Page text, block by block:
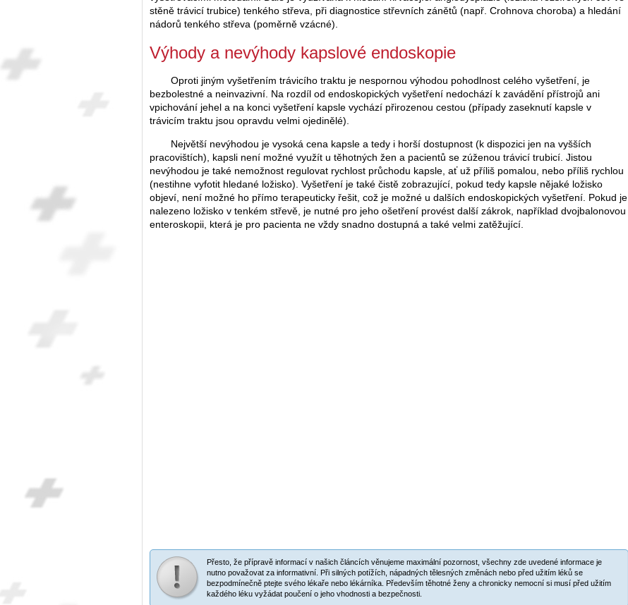
stěně trávicí trubice) tenkého střeva, při diagnostice střevních zánětů (např. Crohnova choroba) a hledání
nádorů tenkého střeva (poměrně vzácné).
Výhody a nevýhody kapslové endoskopie
Oproti jiným vyšetřením trávicího traktu je nespornou výhodou pohodlnost celého vyšetření, je
bezbolestné a neinvazivní. Na rozdíl od endoskopických vyšetření nedochází k zavádění přístrojů ani
vpichování jehel a na konci vyšetření kapsle vychází přirozenou cestou (případy zaseknutí kapsle v
trávicím traktu jsou opravdu velmi ojedinělé).
Největší nevýhodou je vysoká cena kapsle a tedy i horší dostupnost (k dispozici jen na vyšších
pracovištích), kapsli není možné využít u těhotných žen a pacientů se zúženou trávicí trubicí. Jistou
nevýhodou je také nemožnost regulovat rychlost průchodu kapsle, ať už příliš pomalou, nebo příliš rychlou
(nestihne vyfotit hledané ložisko). Vyšetření je také čistě zobrazující, pokud tedy kapsle nějaké ložisko
objeví, není možné ho přímo terapeuticky řešit, což je možné u dalších endoskopických vyšetření. Pokud je
nalezeno ložisko v tenkém střevě, je nutné pro jeho ošetření provést další zákrok, například dvojbalonovou
enteroskopii, která je pro pacienta ne vždy snadno dostupná a také velmi zatěžující.
Přesto, že přípravě informací v našich článcích věnujeme maximální pozornost, všechny zde uvedené informace je
nutno považovat za informativní. Při silných potížích, nápadných tělesných změnách nebo před užitím léků se
bezpodmínečně ptejte svého lékaře nebo lékárníka. Především těhotné ženy a chronicky nemocní si musí před užitím
každého léku vyžádat poučení o jeho vhodnosti a bezpečnosti.